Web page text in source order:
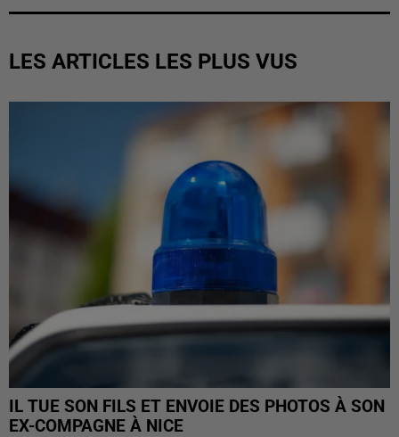
LES ARTICLES LES PLUS VUS
IL TUE SON FILS ET ENVOIE DES PHOTOS À SON
EX-COMPAGNE À NICE